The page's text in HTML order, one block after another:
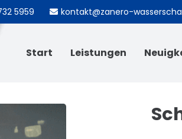
5959 kontakt@zanero-
Start Leistungen